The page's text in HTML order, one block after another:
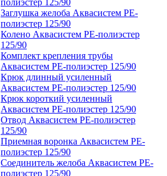
полиэстер 125/90
Заглушка желоба Аквасистем PE-
полиэстер 125/90
Колено Аквасистем PE-полиэстер
125/90
Комплект крепления трубы
Аквасистем PE-полиэстер 125/90
Крюк длинный усиленный
Аквасистем PE-полиэстер 125/90
Крюк короткий усиленный
Аквасистем PE-полиэстер 125/90
Отвод Аквасистем РЕ-полиэстер
125/90
Приемная воронка Аквасистем PE-
полиэстер 125/90
Соединитель желоба Аквасистем PE-
полиэстер 125/90